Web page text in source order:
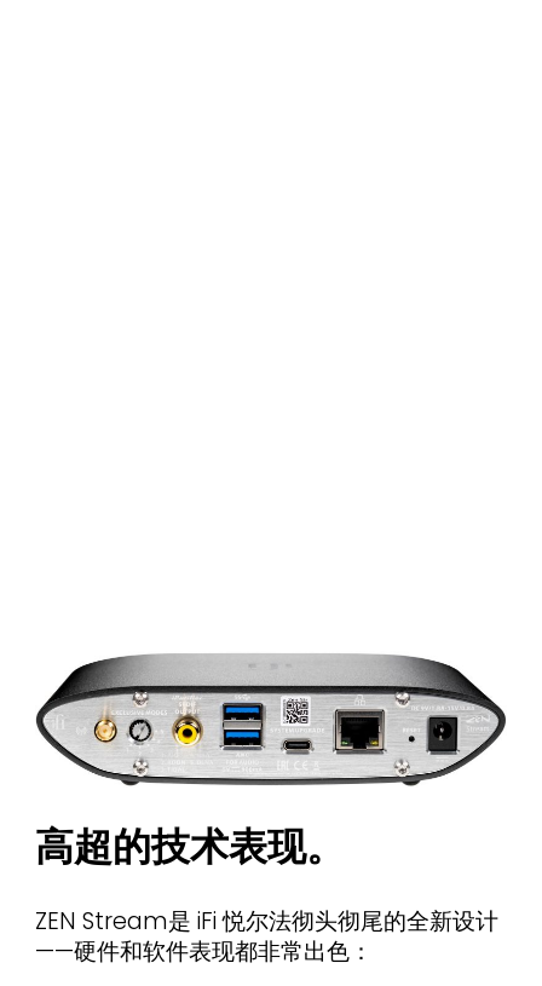
高超的技术表现。
ZEN Stream是 iFi 悦尔法彻头彻尾的全新设计
——硬件和软件表现都非常出色：